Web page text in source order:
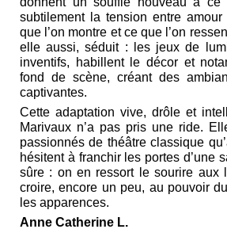
subtilement la tension entre
que l’on montre et ce que l’on
elle aussi, séduit : les jeux de
inventifs, habillent le décor et
fond de scène, créant des
captivantes.
Cette adaptation vive, drôle et
Marivaux n’a pas pris une ride.
passionnés de théâtre classique
hésitent à franchir les portes d’une
sûre : on en ressort le sourire aux
croire, encore un peu, au pouvoir
les apparences.
Anne Catherine L.